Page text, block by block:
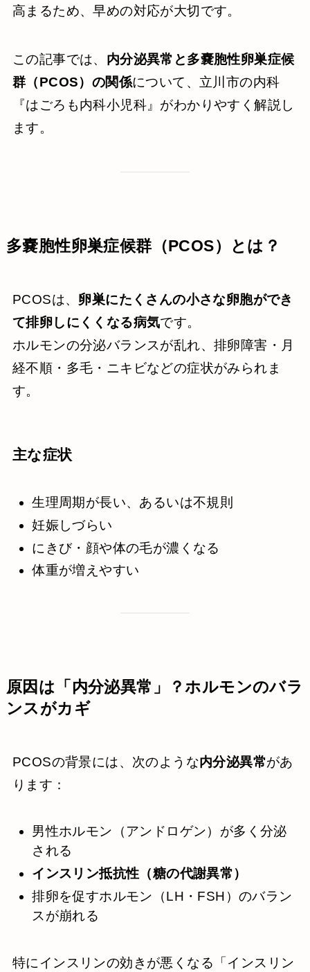
高まるため、早めの対応が大切です。
この記事では、 内分泌異常と多嚢胞性卵巣症候
群（PCOS）の関係について、立川市の内科
『はごろも内科小児科』がわかりやすく解説し
ます。
多嚢胞性卵巣症候群（PCOS）とは？
PCOSは、 卵巣にたくさんの小さな卵胞ができ
て排卵しにくくなる病気です。
ホルモンの分泌バランスが乱れ、排卵障害・月
経不順・多毛・ニキビなどの症状がみられま
す。
主な症状
生理周期が長い、あるいは不規則
妊娠しづらい
にきび・顔や体の毛が濃くなる
体重が増えやすい
原因は「内分泌異常」？ホルモンのバラ
ンスがカギ
PCOSの背景には、次のような内分泌異常があ
ります：
男性ホルモン（アンドロゲン）が多く分泌
される
インスリン抵抗性（糖の代謝異常）
排卵を促すホルモン（LH・FSH）のバラン
スが崩れる
特にインスリンの効きが悪くなる「インスリン